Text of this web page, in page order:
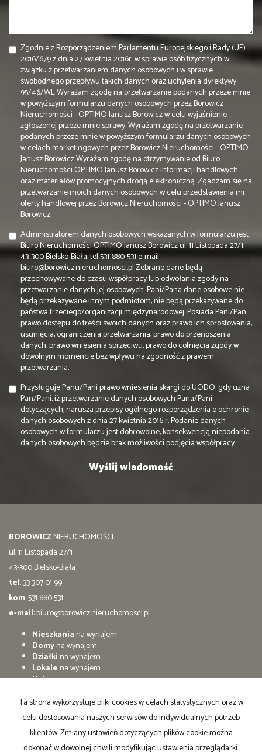
Zgodnie z Rozporządzeniem Parlamentu Europejskiego i Rady (UE)
2016/679 z dnia 27 kwietnia 2016r. w sprawie osób fizycznych w
związku z przetwarzaniem danych osobowych i w sprawie
swobodnego przepływu takich danych oraz uchylenia dyrektywy
95/46/WE Wyrażam zgodę na przetwarzanie podanych przeze mnie
w powyższym formularzu danych osobowych przez Borowicz
Nieruchomości - OPTIMO Janusz Borowicz w celu wyjaśnienie
zgłoszonej przeze mnie sprawy. Wyrażam zgodę na przetwarzanie
podanych przeze mnie w powyższym formularzu danych osobowych
w celach marketingowych przez Borowicz Nieruchomości - OPTIMO
Janusz Borowicz Wyrażam zgodę na otrzymywanie od Biuro
Nieruchomości OPTIMO Janusz Borowicz informacji handlowych
oraz materiałów promocyjnych drogą elektroniczną. Zgadzam się na
przetwarzanie moich danych osobowych w celu przedstawienia mi
oferty handlowej przez Borowicz Nieruchomości - OPTIMO Janusz
Borowicz.
Administratorem danych osobowych wskazanych w formularzu jest
Biuro Nieruchomości OPTIMO Janusz Borowicz ul. 11 Listopada 27/1,
43-300 Bielsko-Biała, tel 531-880-531 e-mail
biuro@borowicz.nieruchomosci.pl Zebrane dane będą
przechowywane do czasu współpracy lub odwołania zgody na
przetwarzanie danych jej osobowych. Pani/Pana dane osobowe nie
będą przekazywane innym podmiotom, nie będą przekazywane do
państwa trzeciego/organizacji międzynarodowej. Posiada Pani/Pan
prawo dostępu do treści swoich danych oraz prawo ich sprostowania,
usunięcia, ograniczenia przetwarzania, prawo do przenoszenia
danych, prawo wniesienia sprzeciwu, prawo do cofnięcia zgody w
dowolnym momencie bez wpływu na zgodność z prawem
przetwarzania.
Przysługuje Panu/Pani prawo wniesienia skargi do UODO, gdy uzna
Pan/Pani, iż przetwarzanie danych osobowych Pana/Pani
dotyczących, narusza przepisy ogólnego rozporządzenia o ochronie
danych osobowych z dnia 27 kwietnia 2016 r. Podanie danych
osobowych w formularzu jest dobrowolne, konsekwencją niepodania
danych osobowych będzie brak możliwości podjęcia współpracy.
BOROWICZNIERUCHOMOŚCI
ul. 11 Listopada 27/1
43-300 Bielsko-Biała
tel. 33 307 01 99
kom. 531 880 531
e-mail:biuro@borowicz.nieruchomosci.pl
Mieszkania na wynajem
Domyna wynajem
Działki na wynajem
Lokale na wynajem
Halena wynajem
Mieszkania
na sprzedaż
Domyna sprzedaż
Działkina sprzedaż
Lokalena sprzedaż
Ta strona wykorzystuje pliki cookies w celach statystycznych oraz w
celu dostosowania naszych serwisów do indywidualnych potrzeb
klientów. Zmiany ustawień dotyczących plików cookie można
dokonać w dowolnej chwili modyfikując ustawienia przeglądarki.